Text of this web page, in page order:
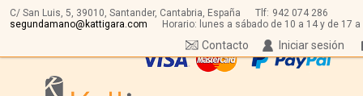
C/ San Luis, 5, 39010, Santander, Cantabria, España Tlf: 942 074 286
segundamano@kattigara.com
Horario: lunes a sábado de 10 a 14 y de 17 a
Iniciar sesión
Contacto